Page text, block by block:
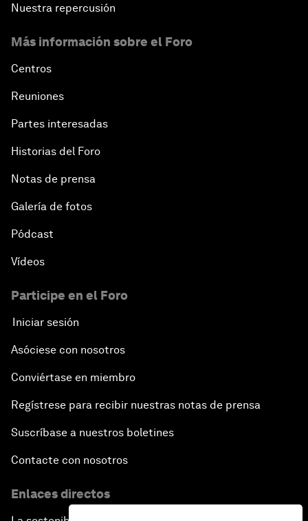
Nuestra repercusión
Más información sobre el Foro
Centros
Reuniones
Partes interesadas
Historias del Foro
Notas de prensa
Galería de fotos
Pódcast
Vídeos
Participe en el Foro
Iniciar sesión
Asóciese con nosotros
Conviértase en miembro
Regístrese para recibir nuestras notas de prensa
Suscríbase a nuestros boletines
Contacte con nosotros
Enlaces directos